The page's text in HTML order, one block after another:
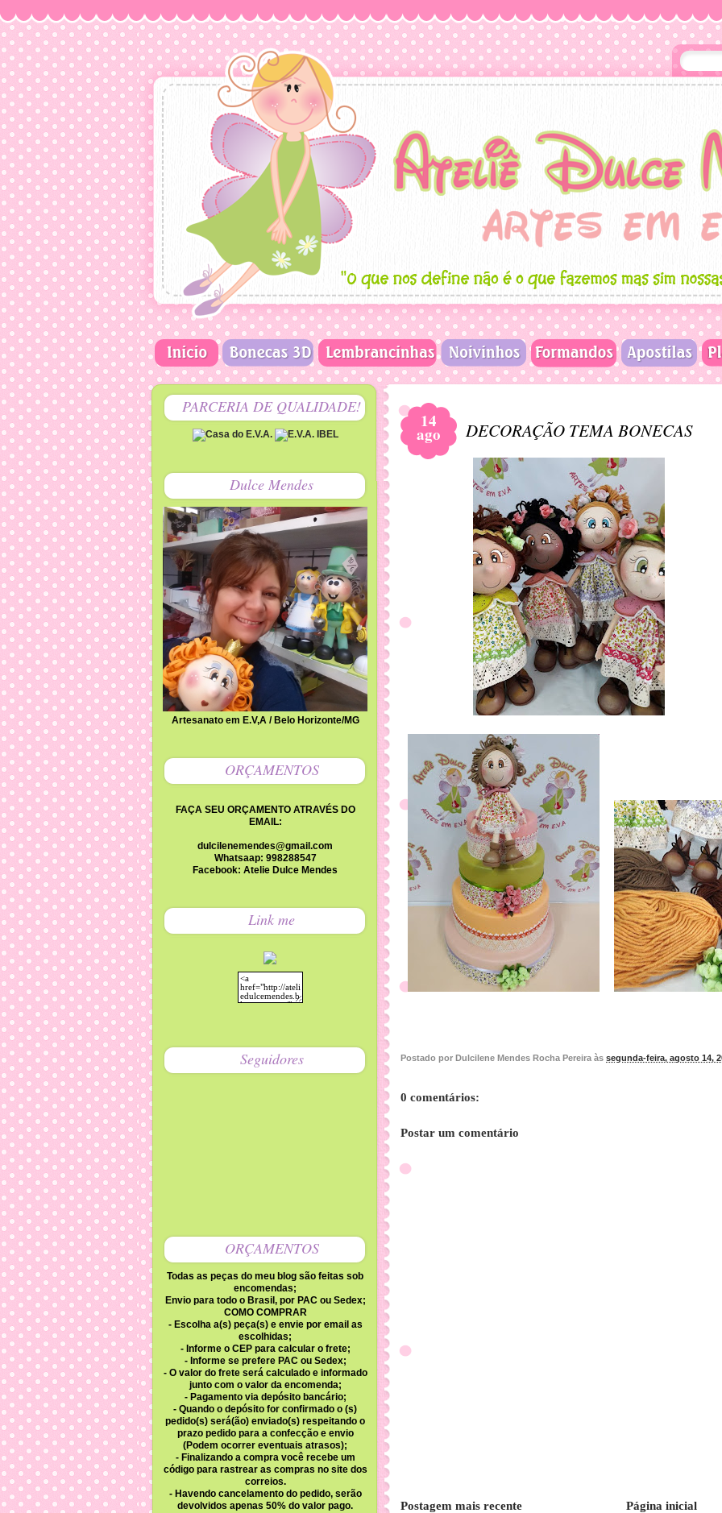
14
ago DECORAÇÃO TEMA BONECAS
Postado por Dulcilene Mendes Rocha Pereira às segunda-feira, agosto 14,
0 comentários:
Postar um comentário
Postagem mais recente Página inicial
PARCERIA DE QUALIDADE!
Dulce Mendes
Artesanato em E.V,A / Belo Horizonte/MG
ORÇAMENTOS
FAÇA SEU ORÇAMENTO ATRAVÉS DO
EMAIL:
dulcilenemendes@gmail.com
Whatsaap: 998288547
Facebook: Atelie Dulce Mendes
Link me
Seguidores
ORÇAMENTOS
Todas as peças do meu blog são feitas sob
encomendas;
Envio para todo o Brasil, por PAC ou Sedex;
COMO COMPRAR
- Escolha a(s) peça(s) e envie por email as
escolhidas;
- Informe o CEP para calcular o frete;
- Informe se prefere PAC ou Sedex;
- O valor do frete será calculado e informado
junto com o valor da encomenda;
- Pagamento via depósito bancário;
- Quando o depósito for confirmado o (s)
pedido(s) será(ão) enviado(s) respeitando o
prazo pedido para a confecção e envio
(Podem ocorrer eventuais atrasos);
- Finalizando a compra você recebe um
código para rastrear as compras no site dos
correios.
- Havendo cancelamento do pedido, serão
devolvidos apenas 50% do valor pago.